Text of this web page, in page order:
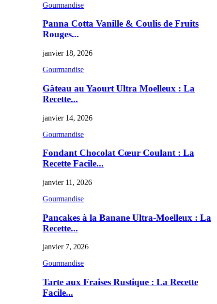
Gourmandise
Panna Cotta Vanille & Coulis de Fruits
Rouges...
janvier 18, 2026
Gourmandise
Gâteau au Yaourt Ultra Moelleux : La
Recette...
janvier 14, 2026
Gourmandise
Fondant Chocolat Cœur Coulant : La
Recette Facile...
janvier 11, 2026
Gourmandise
Pancakes à la Banane Ultra-Moelleux : La
Recette...
janvier 7, 2026
Gourmandise
Tarte aux Fraises Rustique : La Recette
Facile...